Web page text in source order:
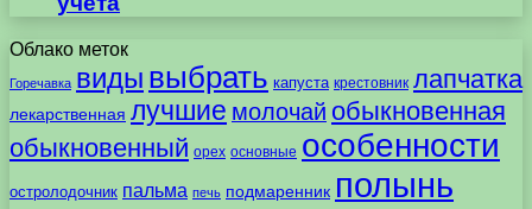
Облако меток
Горечавка виды выбрать капуста крестовник лапчатка
лекарственная лучшие молочай обыкновенная
обыкновенный орех основные особенности
остролодочник пальма печь подмаренник полынь